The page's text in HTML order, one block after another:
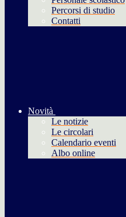
Percorsi di studio
Contatti
Novità
Le notizie
Le circolari
Calendario eventi
Albo online